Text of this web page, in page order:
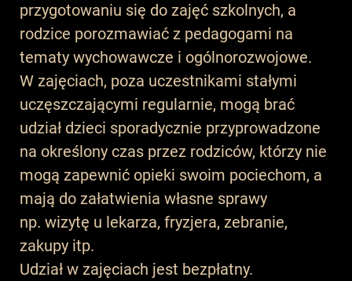
przygotowaniu się do zajęć szkolnych, a
rodzice porozmawiać z pedagogami na
tematy wychowawcze i ogólnorozwojowe.
W zajęciach, poza uczestnikami stałymi
uczęszczającymi regularnie, mogą brać
udział dzieci sporadycznie przyprowadzone
na określony czas przez rodziców, którzy nie
mogą zapewnić opieki swoim pociechom, a
mają do załatwienia własne sprawy
np. wizytę u lekarza, fryzjera, zebranie,
zakupy itp.
Udział w zajęciach jest bezpłatny.